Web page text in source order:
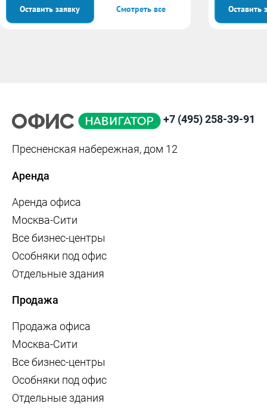
Оставить заявку Смотреть все Оставить
+7 (495) 258-39-91
Пресненская набережная, дом 12
Аренда
Аренда офиса
Москва-Сити
Все бизнес-центры
Особняки под офис
Отдельные здания
Продажа
Продажа офиса
Москва-Сити
Все бизнес-центры
Особняки под офис
Отдельные здания